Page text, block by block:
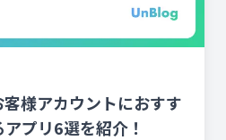
様アカウントにおすす
プリ6選を紹介！